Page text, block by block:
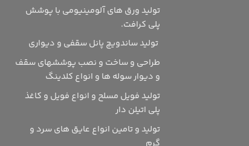
تولید ورق های آلومینیومی با پوشش
پلی کرافت.
تولید ساندویچ پانل سقفی و دیواری
طراحی و ساخت و نصب پوششهای سقف
و دیوار سوله ها و انواع کلدینگ
تولید فویل مسلح و انواع فویل و کاغذ
پلی اتیلن دار
تولید و تامین انواع عایق های سرد و
گرم